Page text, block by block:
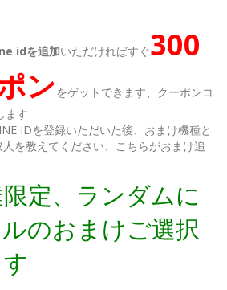
idを追加いただければすぐ300
ンをゲットできます、クーポンコ
ます
IDを登録いただいた後、おまけ機種と
を教えてください、こちらがおまけ追
定、ランダムに
のおまけご選択